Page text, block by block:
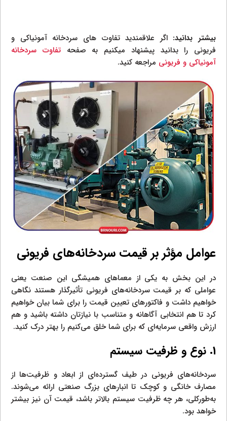
بیشتر بدانید: اگر علاقمندید تفاوت های سردخانه آمونیاکی و
فریونی را بدانید پیشنهاد میکنیم به صفحهتفاوت سردخانه
آمونیاکی و فریونی مراجعه کنید.
عوامل مؤثر بر قیمت سردخانه‌های فریونی
در این بخش به یکی از معماهای همیشگی این صنعت یعنی
عواملی که بر قیمت سردخانه‌های فریونی تأثیرگذار هستند نگاهی
خواهیم داشت و فاکتورهای تعیین قیمت را برای شما بیان خواهیم
کرد تا هم انتخابی آگاهانه و متناسب با نیازتان داشته باشید و هم
ارزش واقعی سرمایه‌ای که برای شما خلق می‌کنیم را بهتر درک کنید.
1. نوع و ظرفیت سیستم
سردخانه‌های فریونی در طیف گسترده‌ای از ابعاد و ظرفیت‌ها از
مصارف خانگی و کوچک تا انبارهای بزرگ صنعتی ارائه می‌شوند.
به‌طورکلی، هر چه ظرفیت سیستم بالاتر باشد، قیمت آن نیز بیشتر
خواهد بود.